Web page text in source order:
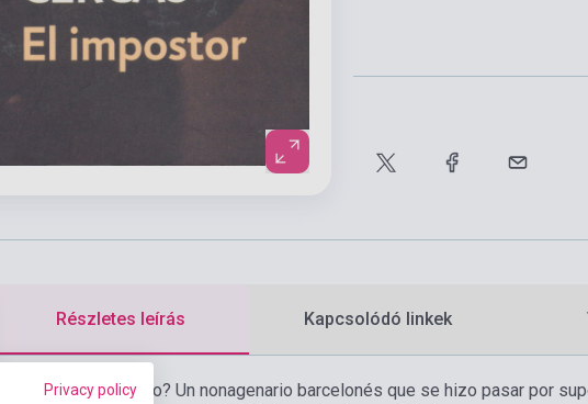
Részletes leírás Kapcsolódó linkek
?Quién es Enric Marco? Un nonagenario barcelonés que se hizo pasar por
Privacy policy